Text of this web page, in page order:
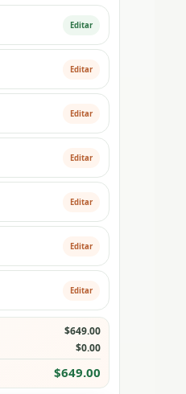
Editar
Editar
Editar
Editar
Editar
Editar
Editar
$649.00
$0.00
$649.00